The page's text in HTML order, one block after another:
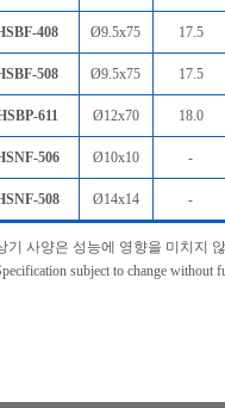
408 Ø9.5x75 17.5
508 Ø9.5x75 17.5
611 Ø12x70 18.0
506 Ø10x10 -
508 Ø14x14 -
기 사양은 성능에 영향을 미치지
subject to change without